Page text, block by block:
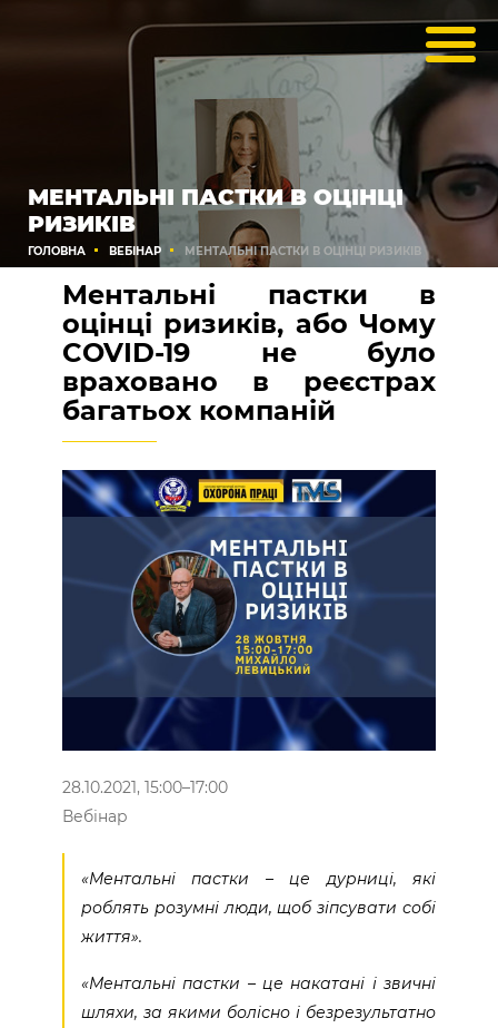
МЕНТАЛЬНІ ПАСТКИ В ОЦІНЦІ
РИЗИКІВ
ГОЛОВНА ВЕБІНАР МЕНТАЛЬНІ ПАСТКИ В ОЦІНЦІ РИЗИКІВ
Ментальні пастки в
оцінці ризиків, або Чому
COVID-19 не було
враховано в реєстрах
багатьох компаній
28.10.2021, 15:00–17:00
Вебінар
«Ментальні пастки – це дурниці, які
роблять розумні люди, щоб зіпсувати собі
життя».
«Ментальні пастки – це накатані і звичні
шляхи, за якими болісно і безрезультатно